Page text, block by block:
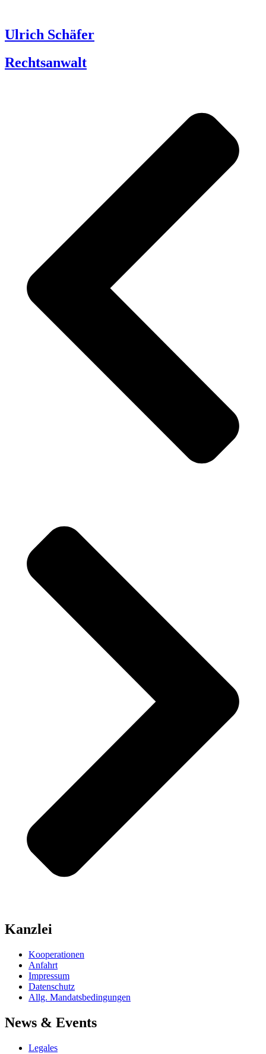
Ulrich Schäfer
Rechtsanwalt
Kanzlei
Kooperationen
Anfahrt
Impressum
Datenschutz
Allg. Mandatsbedingungen
News & Events
Legales